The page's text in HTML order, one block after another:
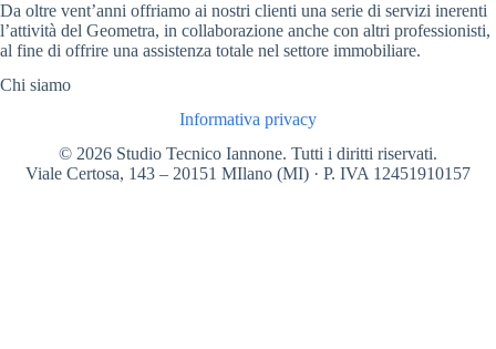
Da oltre vent’anni offriamo ai nostri clienti una serie di servizi inerenti
l’attività del Geometra, in collaborazione anche con altri professionisti,
al fine di offrire una assistenza totale nel settore immobiliare.
Chi siamo
Informativa privacy
© 2026 Studio Tecnico Iannone. Tutti i diritti riservati.
Viale Certosa, 143 – 20151 MIlano (MI) · P. IVA 12451910157